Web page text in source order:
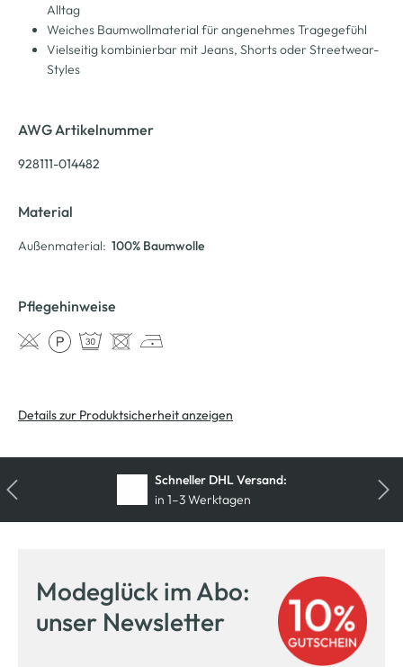
Alltag
Weiches Baumwollmaterial für angenehmes Tragegefühl
Vielseitig kombinierbar mit Jeans, Shorts oder Streetwear-
Styles
AWG Artikelnummer
928111-014482
Material
Außenmaterial: 100% Baumwolle
Pflegehinweise
Details zur Produktsicherheit anzeigen
Kostenfreie Rücksendung
innerhalb 14 Tage
Modeglück im Abo:
unser Newsletter